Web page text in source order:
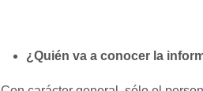
¿Quién va a conocer la